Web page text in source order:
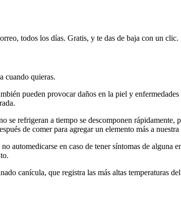
todos los días. Gratis, y te das de baja con un clic.
cuando quieras.
pueden provocar daños en la piel y
se refrigeran a tiempo se descomponen
de comer para agregar un elemento más a
automedicarse en caso de tener síntomas de
canícula, que registra las más altas temperaturas